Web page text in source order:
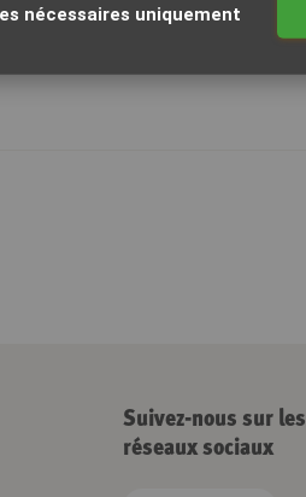
nécessaires uniquement
Suivez-nous sur les
réseaux sociaux